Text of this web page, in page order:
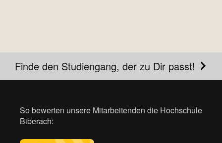
Finde den Studiengang, der zu Dir passt!
So bewerten unsere Mitarbeitenden die Hochschule
Biberach: